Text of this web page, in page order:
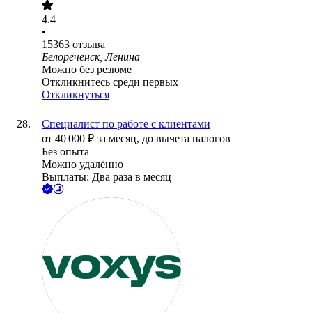
4.4
•
15363 отзыва
Белореченск, Ленина
Можно без резюме
Откликнитесь среди первых
Откликнуться
Специалист по работе с клиентами
от 40 000 ₽ за месяц, до вычета налогов
Без опыта
Можно удалённо
Выплаты: Два раза в месяц